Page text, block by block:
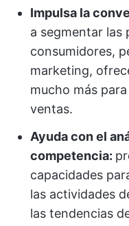
Impulsa la
a segmentar las
consumidores,
marketing,
mucho más
ventas.
Ayuda con el
competencia:
capacidades
las actividades
las tendencias